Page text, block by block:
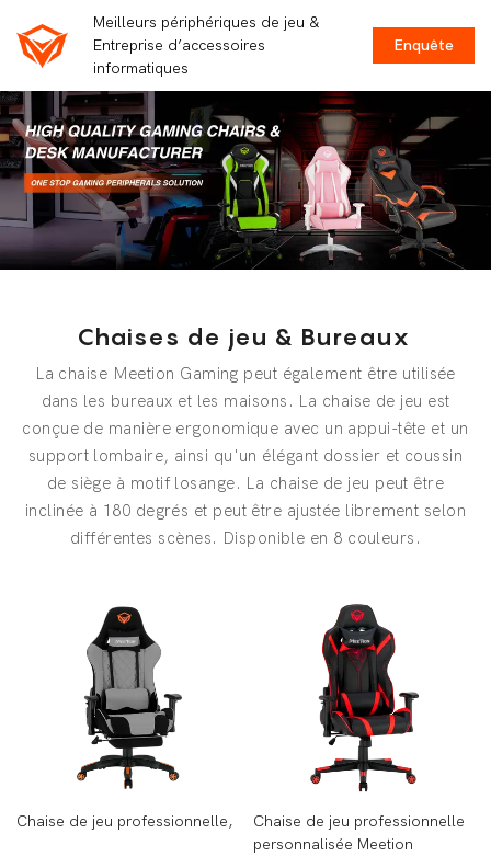
Meilleurs périphériques de jeu &
Entreprise d’accessoires
informatiques
Enquête
Chaises de jeu & Bureaux
La chaise Meetion Gaming peut également être utilisée
dans les bureaux et les maisons. La chaise de jeu est
conçue de manière ergonomique avec un appui-tête et un
support lombaire, ainsi qu'un élégant dossier et coussin
de siège à motif losange. La chaise de jeu peut être
inclinée à 180 degrés et peut être ajustée librement selon
différentes scènes. Disponible en 8 couleurs.
Chaise de jeu professionnelle,
Chaise de jeu professionnelle
personnalisée Meetion